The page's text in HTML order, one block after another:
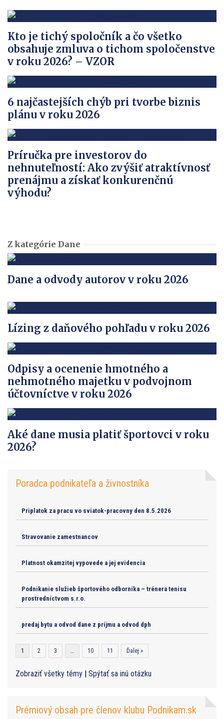
Kto je tichý spoločník a čo všetko
obsahuje zmluva o tichom spoločenstve
v roku 2026? – VZOR
6 najčastejších chýb pri tvorbe biznis
plánu v roku 2026
Príručka pre investorov do
nehnuteľností: Ako zvýšiť atraktívnosť
prenájmu a získať konkurenčnú
výhodu?
Z kategórie Dane
Dane a odvody autorov v roku 2026
Lízing z daňového pohľadu v roku 2026
Odpisy a ocenenie hmotného a
nehmotného majetku v podvojnom
účtovníctve v roku 2026
Aké dane musia platiť športovci v roku
2026?
Poradca podnikateľa a živnostníka
Priplatok za pracu vo sviatok-pracovny den 8.5.2026
Stravovanie zamestnancov
Platnost okamzitej vypovede a jej evidencia
Podnikanie služieb športového odborníka – trénera tenisu
prostredníctvom s.r.o.
predaj bytu a odvod dane z príjmu a odvod dph
1 2 3 10 11 Ďalej »
Zobraziť všetky témy | Spýtať sa inú otázku
Prémiový obsah pre členov klubu Podnikam.sk